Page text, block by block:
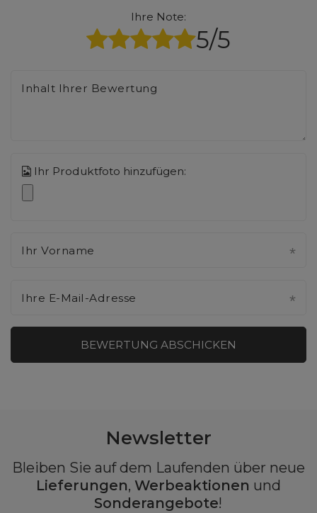
Ihre Note:
5/5
Inhalt Ihrer Bewertung
Ihr Produktfoto hinzufügen:
Ihr Vorname
Ihre E-Mail-Adresse
BEWERTUNG ABSCHICKEN
Newsletter
Bleiben Sie auf dem Laufenden über neue
Lieferungen, Werbeaktionen und
Sonderangebote!